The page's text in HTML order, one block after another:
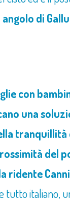
di
con
una
tranquillità
del
ridente
tutto italiano,